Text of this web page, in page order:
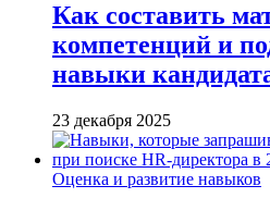
Как составить
компетенций и
навыки
23 декабря 2025
Оценка и развитие навыков